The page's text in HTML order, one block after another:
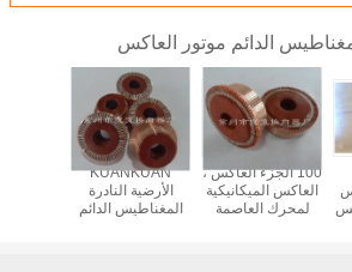
الدائم موتور العاكس
KUANKUAN
الأرضية النادرة
المغناطيس الدائم
100 الجزء العاكس ،
العاكس الميكانيكية
لمحرك العاصمة